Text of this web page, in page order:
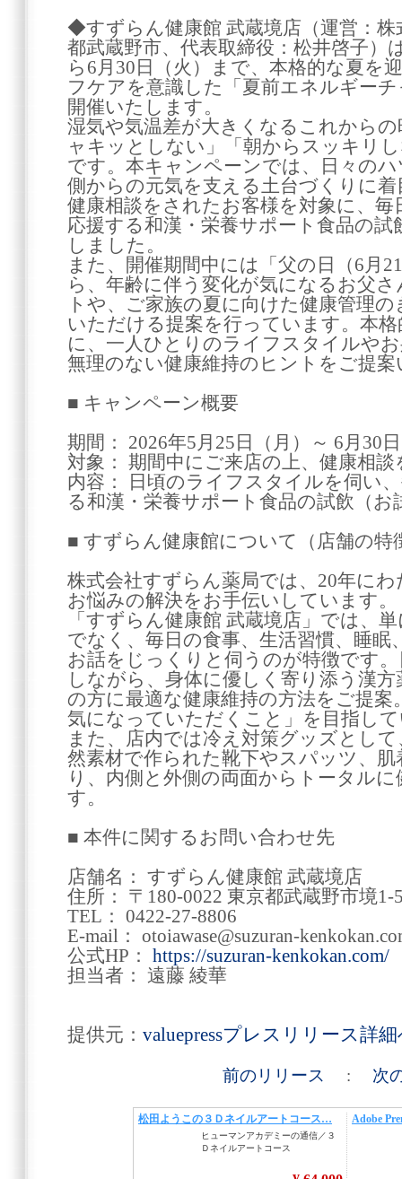
◆すずらん健康館 武蔵境店（運営：
都武蔵野市、代表取締役：松井啓子）
ら6月30日（火）まで、本格的な夏を
フケアを意識した「夏前エネルギー
開催いたします。
湿気や気温差が大きくなるこれから
ャキッとしない」「朝からスッキリ
です。本キャンペーンでは、日々の
側からの元気を支える土台づくりに
健康相談をされたお客様を対象に、
応援する和漢・栄養サポート食品の
しました。
また、開催期間中には「父の日（6月
ら、年齢に伴う変化が気になるお父
トや、ご家族の夏に向けた健康管理
いただける提案を行っています。本
に、一人ひとりのライフスタイルや
無理のない健康維持のヒントをご提
■ キャンペーン概要
期間： 2026年5月25日（月）～ 6月30
対象： 期間中にご来店の上、健康相
内容： 日頃のライフスタイルを伺い
る和漢・栄養サポート食品の試飲（お
■ すずらん健康館について（店舗の特
株式会社すずらん薬局では、20年に
お悩みの解決をお手伝いしています。
「すずらん健康館 武蔵境店」では、
でなく、毎日の食事、生活習慣、睡眠
お話をじっくりと伺うのが特徴です
しながら、身体に優しく寄り添う漢
の方に最適な健康維持の方法をご提
気になっていただくこと」を目指し
また、店内では冷え対策グッズとし
然素材で作られた靴下やスパッツ、
り、内側と外側の両面からトータル
す。
■ 本件に関するお問い合わせ先
店舗名： すずらん健康館 武蔵境店
住所： 〒180-0022 東京都武蔵野市境1-
TEL： 0422-27-8806
E-mail： otoiawase@suzuran-
公式HP： https://suzuran-kenkokan.com/
担当者： 遠藤 綾華
提供元： valuepressプレスリリース詳
前のリリース : 次